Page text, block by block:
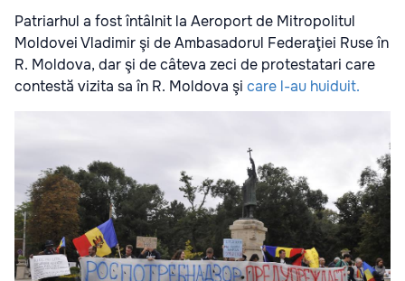
Patriarhul a fost întâlnit la Aeroport de Mitropolitul
Moldovei Vladimir şi de Ambasadorul Federaţiei Ruse în
R. Moldova, dar şi de câteva zeci de protestatari care
contestă vizita sa în R. Moldova şi care l-au huiduit.